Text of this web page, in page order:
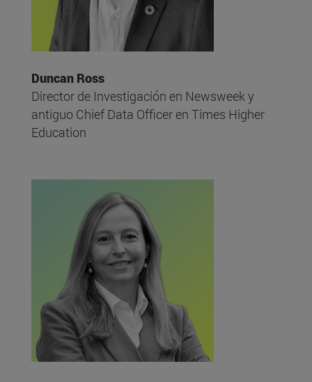
Duncan Ross
Director de Investigación en Newsweek y
antiguo Chief Data Officer en Times Higher
Education